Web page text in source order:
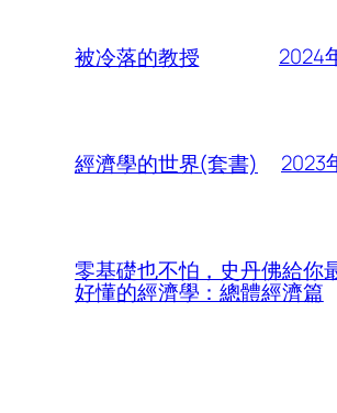
被冷落的教授 2024
經濟學的世界(套書) 2023
零基礎也不怕，史丹佛給你
好懂的經濟學：總體經濟篇